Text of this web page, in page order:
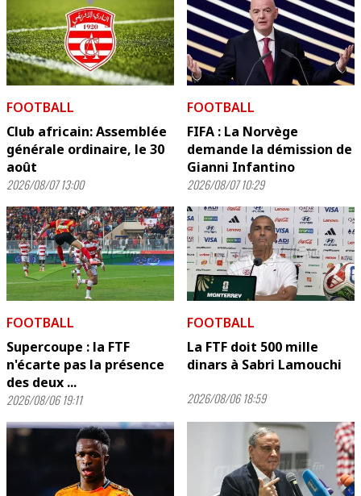
FOOTBALL
Club africain: Assemblée
générale ordinaire, le 30
août
2026/08/07 13:00
FOOTBALL
FIFA : La Norvège
demande la démission de
Gianni Infantino
2026/08/07 10:29
FOOTBALL
Supercoupe : la FTF
n'écarte pas la présence
des deux ...
2026/08/06 19:11
FOOTBALL
La FTF doit 500 mille
dinars à Sabri Lamouchi
2026/08/06 18:59